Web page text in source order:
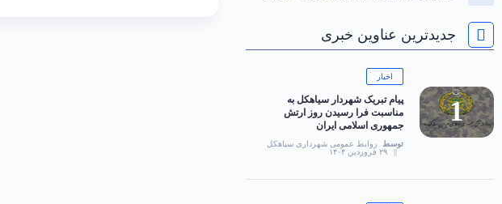
جدیدترین عناوین خبری
اخبار
پیام تبریک شهردار سیاهکل به
مناسبت فرا رسیدن روز ارتش
جمهوری اسلامی ایران
توسط
روابط عمومی شهرداری سیاهکل
۲۹ فروردین ۱۴۰۴